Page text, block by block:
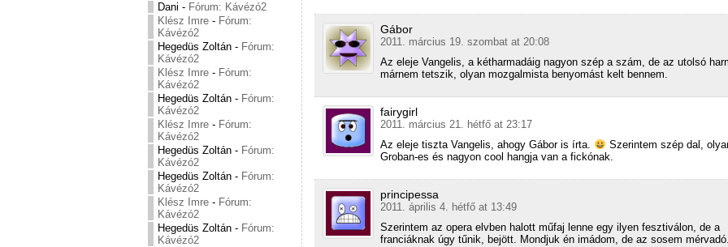
Dani - Fórum: Kávézó2
Klész Imre - Fórum:
Kávézó2
Hegedüs Zoltán - Fórum:
Kávézó2
Klész Imre - Fórum:
Kávézó2
Hegedüs Zoltán - Fórum:
Kávézó2
Klész Imre - Fórum:
Kávézó2
Hegedüs Zoltán - Fórum:
Kávézó2
Hegedüs Zoltán - Fórum:
Kávézó2
Klész Imre - Fórum:
Kávézó2
Hegedüs Zoltán - Fórum:
Kávézó2
Gábor
2011. március 19. szombat at 20:08
Az eleje Vangelis, a kétharmadáig nagyon szép a szám, de az utolsó
márnem tetszik, olyan mozgalmista benyomást kelt bennem.
fairygirl
2011. március 21. hétfő at 23:17
Az eleje tiszta Vangelis, ahogy Gábor is írta.
Szerintem szép dal,
Groban-es és nagyon cool hangja van a fickónak.
principessa
2011. április 4. hétfő at 13:49
Szerintem az opera elvben halott műfaj lenne egy ilyen fesztiválon, de a
franciáknak úgy tűnik, bejött. Mondjuk én imádom, de az sosem mérvadó.